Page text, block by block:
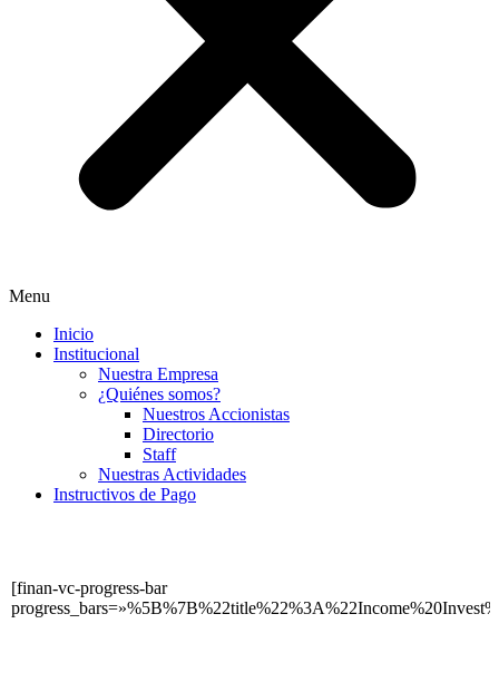
Menu
Inicio
Institucional
Nuestra Empresa
¿Quiénes somos?
Nuestros Accionistas
Directorio
Staff
Nuestras Actividades
Instructivos de Pago
[finan-vc-progress-bar